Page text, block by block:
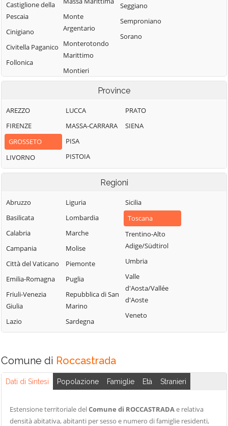
Castiglione della
Pescaia
Cinigiano
Civitella Paganico
Follonica
Gavorrano
Monte
Argentario
Monterotondo
Marittimo
Montieri
Seggiano
Semproniano
Sorano
Province
AREZZO
FIRENZE
GROSSETO
LIVORNO
LUCCA
MASSA-CARRARA
PISA
PISTOIA
PRATO
SIENA
Regioni
Abruzzo
Basilicata
Calabria
Campania
Città del Vaticano
Emilia-Romagna
Friuli-Venezia
Giulia
Lazio
Liguria
Lombardia
Marche
Molise
Piemonte
Puglia
Repubblica di San
Marino
Sardegna
Sicilia
Toscana
Trentino-Alto
Adige/Südtirol
Umbria
Valle
d'Aosta/Vallée
d'Aoste
Veneto
Comune di Roccastrada
Dati di Sintesi Popolazione Famiglie Età Stranieri
Estensione territoriale delComune di ROCCASTRADAe relativa
densità abitativa, abitanti per sesso e numero di famiglie residenti,